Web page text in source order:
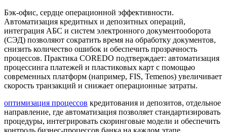
Бэк-офис, сердце операционной эффективности.
Автоматизация кредитных и депозитных операций,
интеграция АБС и систем электронного документооборота
(СЭД) позволяют сократить время на обработку документов,
снизить количество ошибок и обеспечить прозрачность
процессов. Практика COREDO подтверждает: автоматизация
процессинга платежей и пластиковых карт с помощью
современных платформ (например, FIS, Temenos) увеличивает
скорость транзакций и снижает операционные затраты.
оптимизация процессов кредитования и депозитов, отдельное
направление, где автоматизация позволяет стандартизировать
процедуры, интегрировать скоринговые модели и обеспечить
контроль бизнес-процессов банка на каждом этапе.